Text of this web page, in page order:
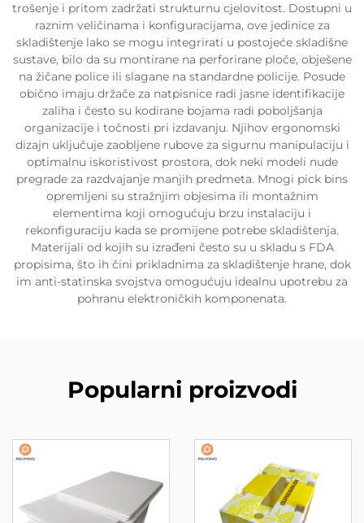
trošenje i pritom zadržati strukturnu cjelovitost. Dostupni u
raznim veličinama i konfiguracijama, ove jedinice za
skladištenje lako se mogu integrirati u postojeće skladišne
sustave, bilo da su montirane na perforirane ploče, obješene
na žičane police ili slagane na standardne policije. Posude
obično imaju držače za natpisnice radi jasne identifikacije
zaliha i često su kodirane bojama radi poboljšanja
organizacije i točnosti pri izdavanju. Njihov ergonomski
dizajn uključuje zaobljene rubove za sigurnu manipulaciju i
optimalnu iskoristivost prostora, dok neki modeli nude
pregrade za razdvajanje manjih predmeta. Mnogi pick bins
opremljeni su stražnjim objesima ili montažnim
elementima koji omogućuju brzu instalaciju i
rekonfiguraciju kada se promijene potrebe skladištenja.
Materijali od kojih su izrađeni često su u skladu s FDA
propisima, što ih čini prikladnima za skladištenje hrane, dok
im anti-statinska svojstva omogućuju idealnu upotrebu za
pohranu elektroničkih komponenata.
Popularni proizvodi